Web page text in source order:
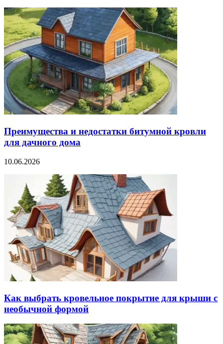
Преимущества и недостатки битумной кровли
для дачного дома
10.06.2026
Как выбрать кровельное покрытие для крыши с
необычной формой